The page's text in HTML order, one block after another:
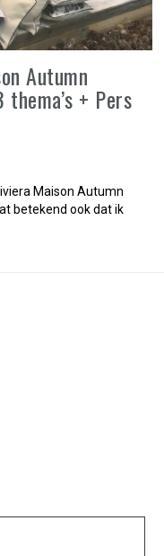
Autumn
+ Pers
Maison Autumn
betekend ook dat ik